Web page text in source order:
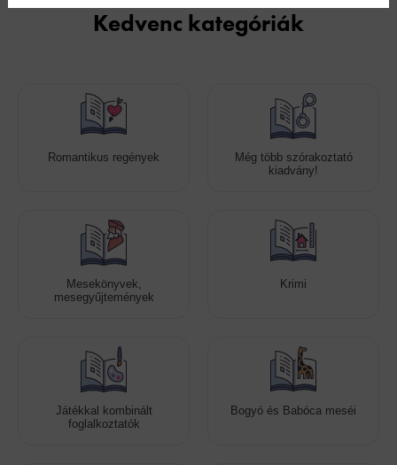
Kedvenc kategóriák
Romantikus regények
Még több szórakoztató
kiadvány!
Mesekönyvek,
mesegyűjtemények
Krimi
Játékkal kombinált
foglalkoztatók
Bogyó és Babóca meséi